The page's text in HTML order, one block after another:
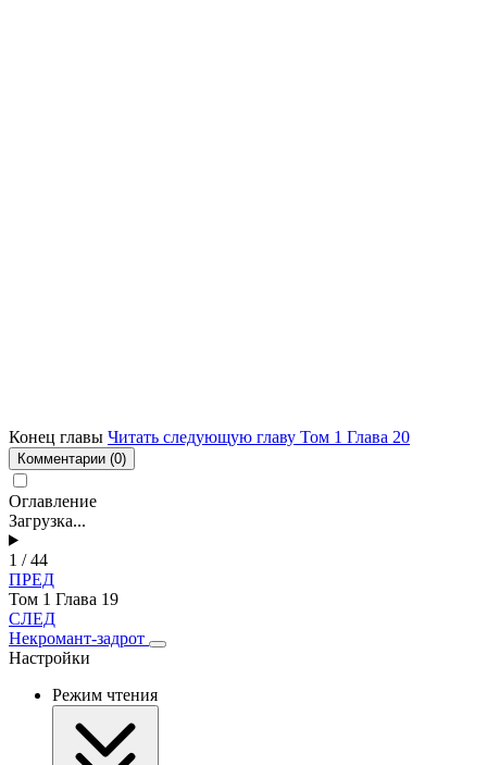
Конец главы Читать следующую главу Том 1 Глава 20
Комментарии (0)
Оглавление
Загрузка...
1 / 44
ПРЕД
Том 1 Глава 19
СЛЕД
Некромант-задрот
Настройки
Режим чтения